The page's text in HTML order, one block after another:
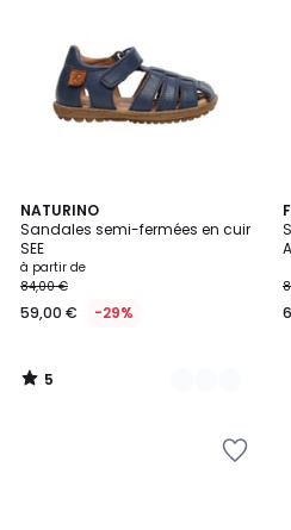
NATURINO
Sandales semi-fermées en cuir
SEE
à partir de
84,00 €
59,00 € -29%
5
/
5
14
Couleurs
5
/